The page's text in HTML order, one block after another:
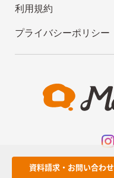
資料請求・お問い合わせ
利用規約
プライバシーポリシー